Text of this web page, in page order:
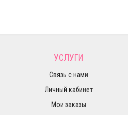
УСЛУГИ
Связь с нами
Личный кабинет
Мои заказы